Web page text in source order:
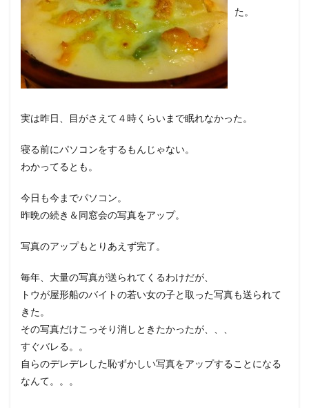
た。
実は昨日、目がさえて４時くらいまで眠れなかった。
寝る前にパソコンをするもんじゃない。
わかってるとも。
今日も今までパソコン。
昨晩の続き＆同窓会の写真をアップ。
写真のアップもとりあえず完了。
毎年、大量の写真が送られてくるわけだが、
トウが屋形船のバイトの若い女の子と取った写真も送られて
きた。
その写真だけこっそり消しときたかったが、、、
すぐバレる。。
自らのデレデレした恥ずかしい写真をアップすることになる
なんて。。。